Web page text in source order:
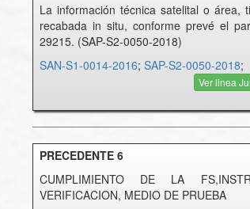
La información técnica satelital o área,
recabada in situ, conforme prevé el
29215. (SAP-S2-0050-2018)
SAN-S1-0014-2016; SAP-S2-0050-2018;
Ver linea
PRECEDENTE 6
CUMPLIMIENTO DE LA
VERIFICACION, MEDIO DE PRUEBA